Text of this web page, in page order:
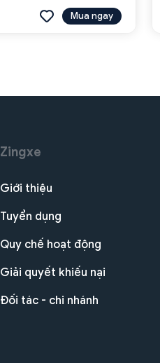
Mua ngay
Zingxe
Giới thiệu
Tuyển dụng
Quy chế hoạt động
Giải quyết khiếu nại
Đối tác - chi nhánh